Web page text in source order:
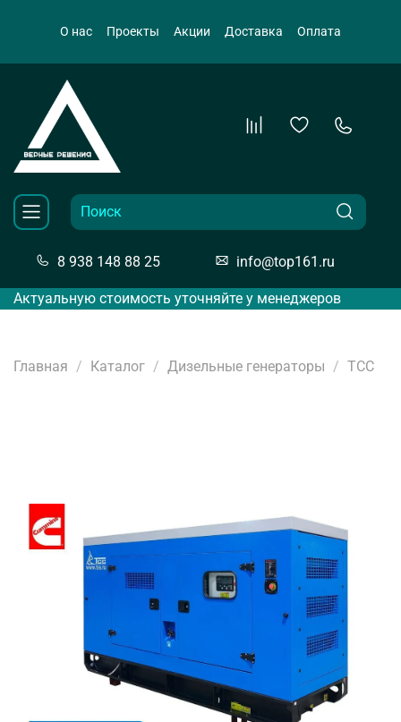
О нас Проекты Акции Доставка Оплата
8 938 148 88 25 info@top161.ru
Актуальную стоимость уточняйте у менеджеров
Главная Каталог Дизельные генераторы ТСС